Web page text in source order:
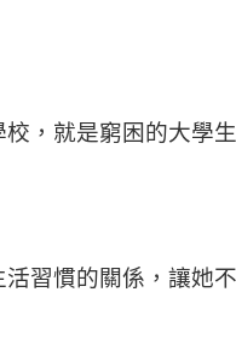
，就是窮困的大學
習慣的關係，讓她